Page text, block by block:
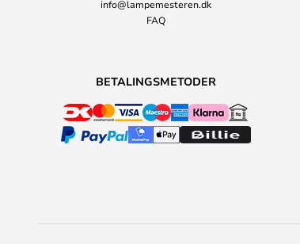
info@lampemesteren.dk
FAQ
BETALINGSMETODER